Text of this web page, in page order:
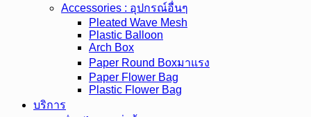
Accessories : อุปกรณ์อื่นๆ
Pleated Wave Mesh
Plastic Balloon
Arch Box
Paper Round Box
Paper Flower Bag
Plastic Flower Bag
บริการ